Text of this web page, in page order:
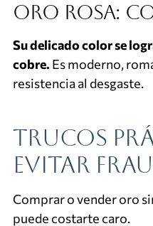
Oro rosa:
Su delicado color se
cobre. Es moderno,
resistencia al desgaste.
Trucos
evitar
Comprar o vender oro
puede costarte caro.